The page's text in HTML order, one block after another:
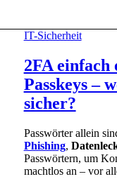
IT-Sicherheit
2FA
Passkeys –
sicher?
Passwörter allein
Phishing,
Passwörtern, um
machtlos an – vor